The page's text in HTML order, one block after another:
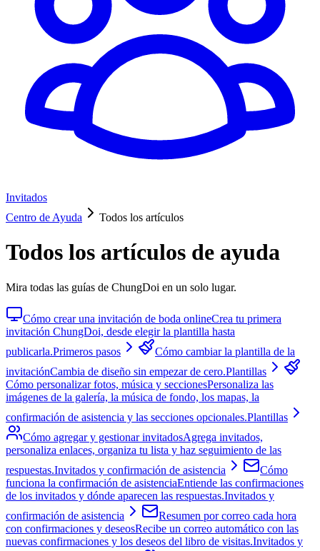
Invitados
Centro de Ayuda
Todos los artículos
Todos los artículos de ayuda
Mira todas las guías de ChungDoi en un solo lugar.
Cómo crear una invitación de boda onlineCrea tu primera
invitación ChungDoi, desde elegir la plantilla hasta
publicarla.Primeros pasos
Cómo cambiar la plantilla de la
invitaciónCambia de diseño sin empezar de cero.Plantillas
Cómo personalizar fotos, música y seccionesPersonaliza las
imágenes de la galería, la música de fondo, los mapas, la
confirmación de asistencia y las secciones opcionales.Plantillas
Cómo agregar y gestionar invitadosAgrega invitados,
personaliza enlaces, organiza tu lista y haz seguimiento de las
respuestas.Invitados y confirmación de asistencia
Cómo
funciona la confirmación de asistenciaEntiende las confirmaciones
de los invitados y dónde aparecen las respuestas.Invitados y
confirmación de asistencia
Resumen por correo cada hora
con confirmaciones y deseosRecibe un correo automático con las
nuevas confirmaciones y los deseos del libro de visitas.Invitados y